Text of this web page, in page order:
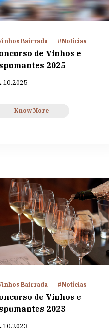
Bairrada #Notícias
de Vinhos e
2025
Know More
Bairrada #Notícias
de Vinhos e
2023